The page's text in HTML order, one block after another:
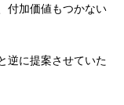
付加価値もつかない
逆に提案させていた